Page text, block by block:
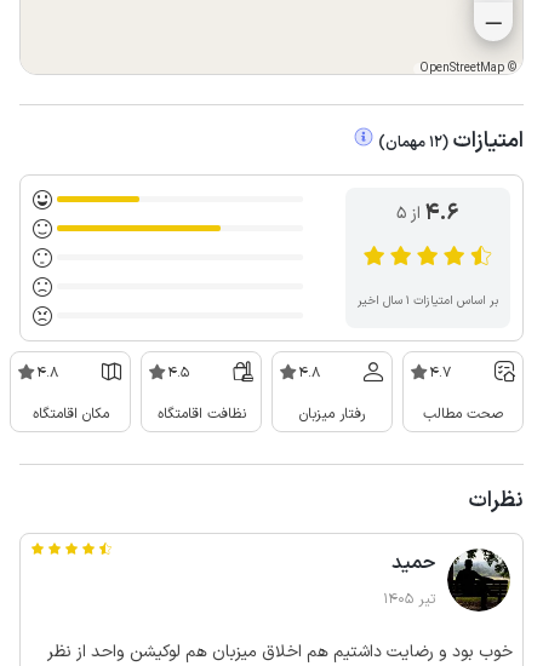
©
OpenStreetMap
امتیازات (
12 مهمان)
4.6 از ۵
بر اساس امتیازات ۱ سال اخیر
4.7
صحت مطالب
4.8
رفتار میزبان
4.5
نظافت اقامتگاه
4.8
مکان اقامتگاه
نظرات
حمید
تیر 1405
خوب بود و رضایت داشتیم هم اخلاق میزبان هم لوکیشن واحد از نظر